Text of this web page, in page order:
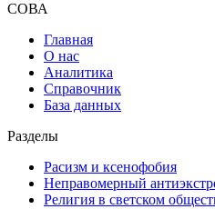
СОВА
Главная
О нас
Аналитика
Справочник
База данных
Разделы
Расизм и ксенофобия
Неправомерный
Религия в светском